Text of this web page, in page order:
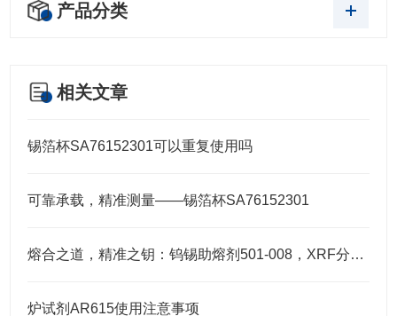
产品分类
相关文章
锡箔杯SA76152301可以重复使用吗
可靠承载，精准测量——锡箔杯SA76152301
熔合之道，精准之钥：钨锡助熔剂501-008，XRF分析的伴侣
炉试剂AR615使用注意事项